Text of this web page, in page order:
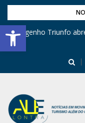
Barra de Ferramentas Aberta
Engenho Triunfo